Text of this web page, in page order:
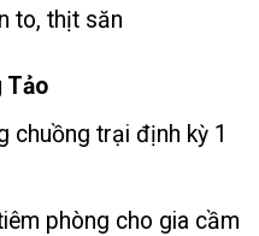
to, thịt săn
Tảo
chuồng trại định kỳ 1
phòng cho gia cầm